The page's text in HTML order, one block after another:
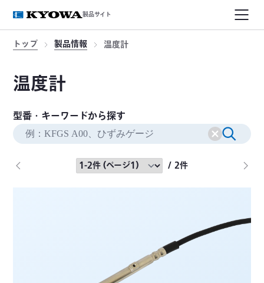
製品サイト
トップ 製品情報 温度計
温度計
型番・キーワードから探す
/ 2件